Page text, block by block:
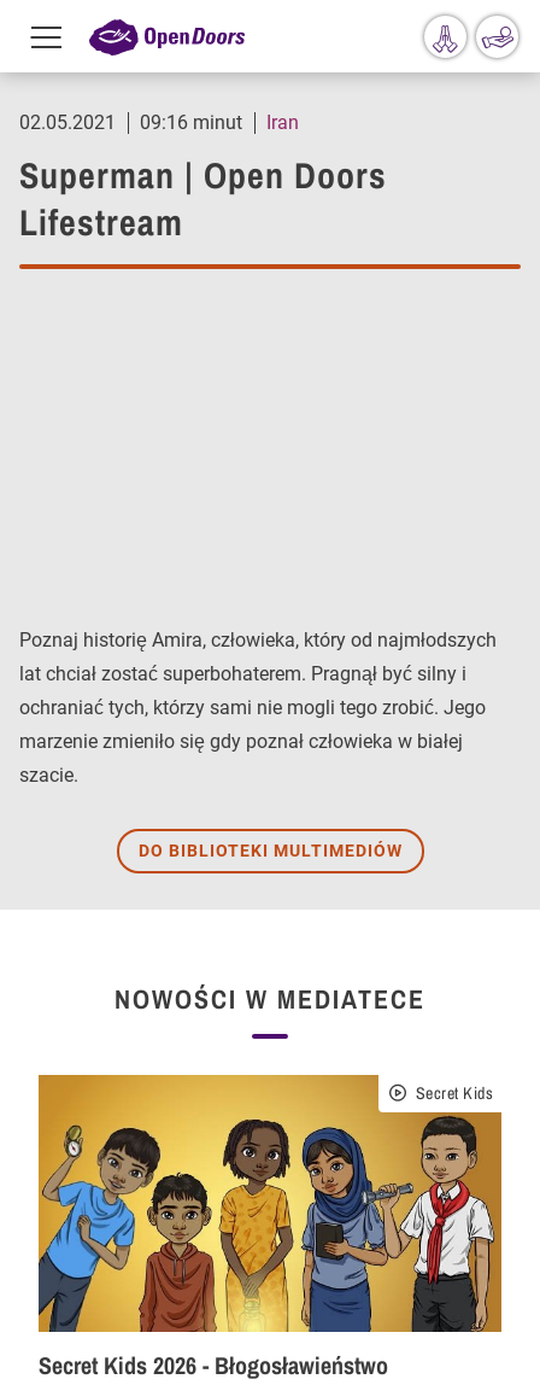
Menu
toggle
02.05.2021
09:16 minut Iran
Superman | Open Doors
Lifestream
Poznaj historię Amira, człowieka, który od najmłodszych
lat chciał zostać superbohaterem. Pragnął być silny i
ochraniać tych, którzy sami nie mogli tego zrobić. Jego
marzenie zmieniło się gdy poznał człowieka w białej
szacie.
DO BIBLIOTEKI MULTIMEDIÓW
NOWOŚCI W MEDIATECE
Secret Kids
Secret Kids 2026 - Błogosławieństwo